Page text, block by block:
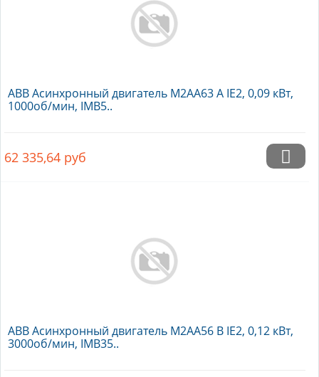
ABB Асинхронный двигатель M2AA63 A IE2, 0,09 кВт,
1000об/мин, IMB5..
62 335,64 руб
ABB Асинхронный двигатель M2AA56 B IE2, 0,12 кВт,
3000об/мин, IMB35..